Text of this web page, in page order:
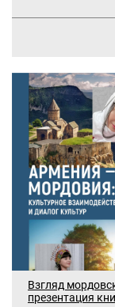
Взгляд
презентация
В